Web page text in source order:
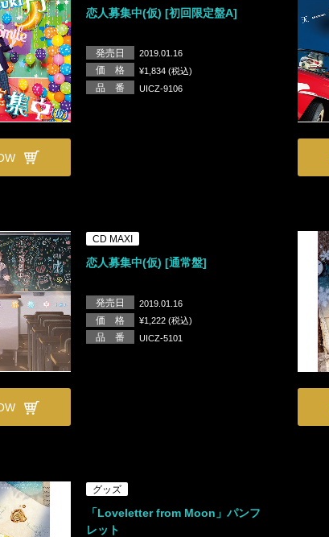
恋人募集中(仮) [初回限定盤A]
発売日 2019.01.16
価 格 ¥1,834 (税込)
品 番 UICZ-9106
CD MAXI
恋人募集中(仮) [通常盤]
発売日 2019.01.16
価 格 ¥1,222 (税込)
品 番 UICZ-5101
グッズ
「Loveletter from Moon」パンフ
レット